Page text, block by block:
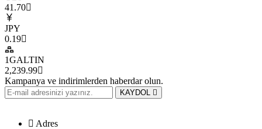
41.70
JPY
0.19
1GALTIN
2,239.99
Kampanya ve indirimlerden haberdar olun.
KAYDOL
Adres